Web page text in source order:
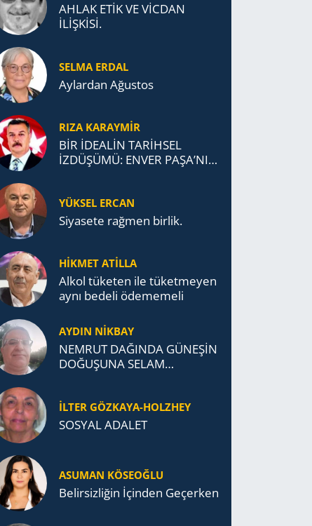
AHLAK ETİK VE VİCDAN
İLİŞKİSİ.
SELMA ERDAL
Aylardan Ağustos
RIZA KARAYMIR
BİR İDEALİN TARİHSEL
İZDÜŞÜMÜ: ENVER PAŞA’NIN
TEŞKİLATI’NA UZANAN
MİRASI
YÜKSEL ERCAN
Siyasete rağmen birlik.
HİKMET ATİLLA
Alkol tü­ke­ten ile tü­ket­me­yen
aynı be­de­li öde­me­me­li
AYDIN NİKBAY
NEMRUT DAĞINDA GÜNEŞİN
DOĞUŞUNA SELAM
İLTER GÖZKAYA-HOLZHEY
SOSYAL ADALET
ASUMAN KÖSEOĞLU
Belirsizliğin İçinden Geçerken